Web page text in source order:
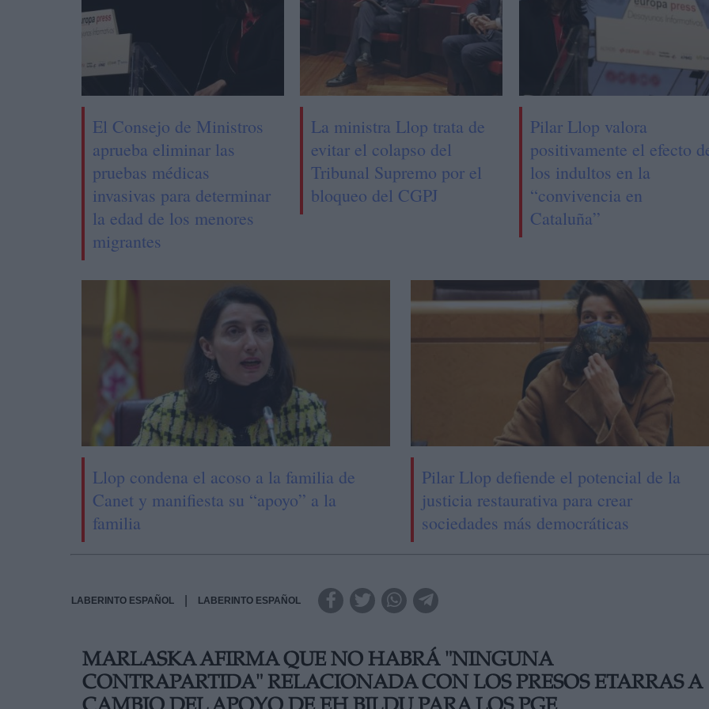
El Consejo de Ministros
aprueba eliminar las
pruebas médicas
invasivas para determinar
la edad de los menores
migrantes
La ministra Llop trata de
evitar el colapso del
Tribunal Supremo por el
bloqueo del CGPJ
Pilar Llop valora
positivamente el efecto
los indultos en la
“convivencia en
Cataluña”
Llop condena el acoso a la familia de
Canet y manifiesta su “apoyo” a la
familia
Pilar Llop defiende el potencial de la
justicia restaurativa para crear
sociedades más democráticas
LABERINTO ESPAÑOL LABERINTO ESPAÑOL
MARLASKA AFIRMA QUE NO HABRÁ "NINGUNA
CONTRAPARTIDA" RELACIONADA CON LOS PRESOS ETARRAS A